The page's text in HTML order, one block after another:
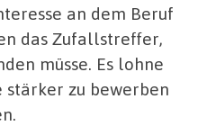
an dem Beruf
das Zufallstreffer,
müsse. Es lohne
stärker zu bewerben